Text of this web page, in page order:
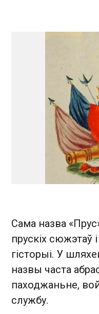
Сама назва
прускіх сюжэтаў
гісторыі. У
назвы часта
паходжаньне,
службу.